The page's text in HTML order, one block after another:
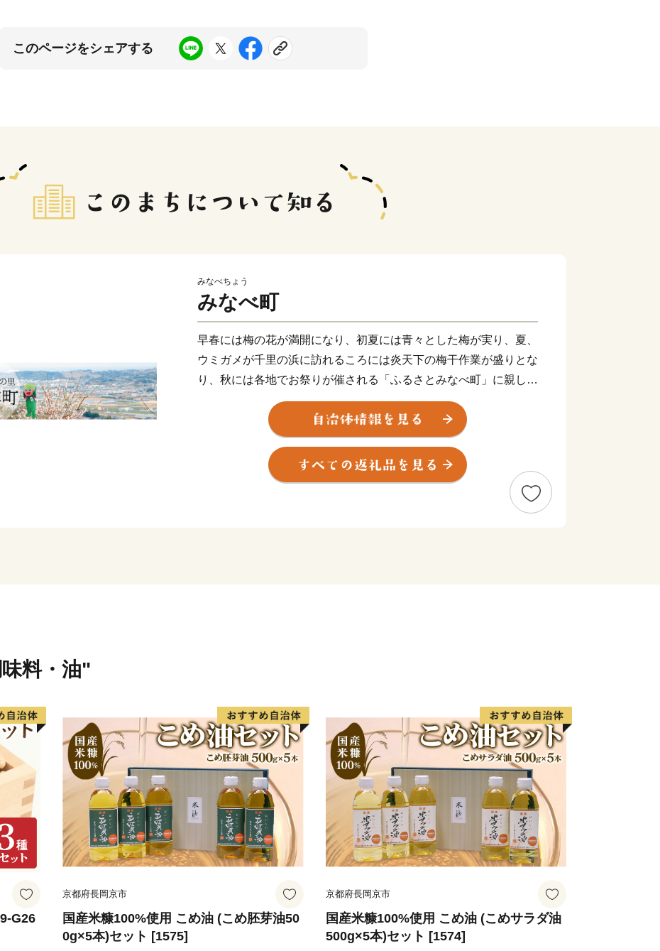
このページをシェアする
みなべちょう
みなべ町
早春には梅の花が満開になり、初夏には青々とした梅が実り、夏、
ウミガメが千里の浜に訪れるころには炎天下の梅干作業が盛りとな
り、秋には各地でお祭りが催される「ふるさとみなべ町」に親しみ
や共感を持ってくださっている皆様、みなべ町を応援してください
みなべ町の基幹産業である、梅を生産するシステムが、平成27年
12月15日（火）にFAO（国際連合食糧農業機関本部）で開催され
た「GIAHS運営・科学合同委員会」において、世界農業遺産に認
料・油"
G26
京都府長岡京市
国産米糠100%使用 こめ油 (こめ胚芽油50
0g×5本)セット [1575]
京都府長岡京市
国産米糠100%使用 こめ油 (こめサラダ油
500g×5本)セット [1574]